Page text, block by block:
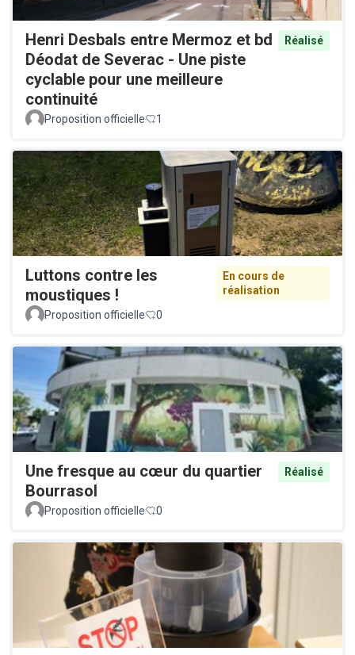
Henri Desbals entre Mermoz et bd
Déodat de Severac - Une piste
cyclable pour une meilleure
continuité
Réalisé
Proposition officielle 1
Luttons contre les
moustiques !
En cours de
réalisation
Proposition officielle
0
Une fresque au cœur du quartier
Bourrasol
Réalisé
Proposition officielle 0